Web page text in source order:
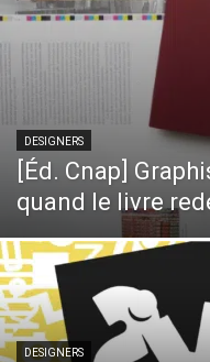
DESIGNERS
[Éd. Cnap]
quand le livre
DESIGNERS